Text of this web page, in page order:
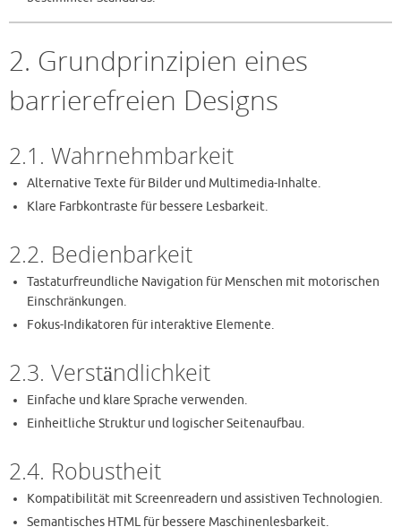
2. Grundprinzipien eines
barrierefreien Designs
2.1. Wahrnehmbarkeit
Alternative Texte für Bilder und Multimedia-Inhalte.
Klare Farbkontraste für bessere Lesbarkeit.
2.2. Bedienbarkeit
Tastaturfreundliche Navigation für Menschen mit motorischen
Einschränkungen.
Fokus-Indikatoren für interaktive Elemente.
2.3. Verständlichkeit
Einfache und klare Sprache verwenden.
Einheitliche Struktur und logischer Seitenaufbau.
2.4. Robustheit
Kompatibilität mit Screenreadern und assistiven Technologien.
Semantisches HTML für bessere Maschinenlesbarkeit.